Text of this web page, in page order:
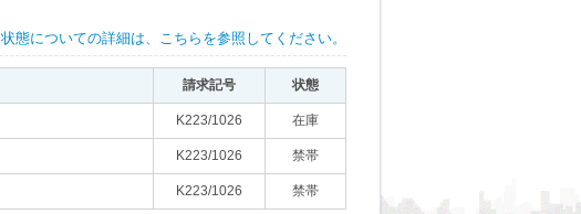
状態についての詳細は、こちらを参照してください。
請求記号 状態
K223/1026 在庫
K223/1026 禁帯
K223/1026 禁帯